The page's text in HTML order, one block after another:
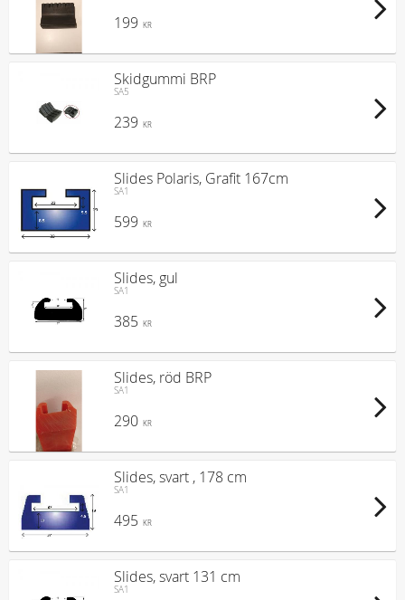
199 KR
Skidgummi BRP
SA5
239 KR
Slides Polaris, Grafit 167cm
SA1
599 KR
Slides, gul
SA1
385 KR
Slides, röd BRP
SA1
290 KR
Slides, svart , 178 cm
SA1
495 KR
Slides, svart 131 cm
SA1